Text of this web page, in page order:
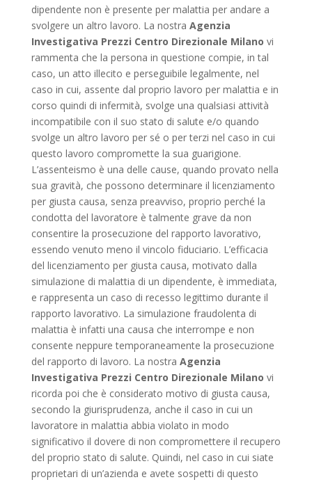
dipendente non è presente per malattia per andare a
svolgere un altro lavoro. La nostra Agenzia
Investigativa Prezzi Centro Direzionale Milano vi
rammenta che la persona in questione compie, in tal
caso, un atto illecito e perseguibile legalmente, nel
caso in cui, assente dal proprio lavoro per malattia e in
corso quindi di infermità, svolge una qualsiasi attività
incompatibile con il suo stato di salute e/o quando
svolge un altro lavoro per sé o per terzi nel caso in cui
questo lavoro compromette la sua guarigione.
L’assenteismo è una delle cause, quando provato nella
sua gravità, che possono determinare il licenziamento
per giusta causa, senza preavviso, proprio perché la
condotta del lavoratore è talmente grave da non
consentire la prosecuzione del rapporto lavorativo,
essendo venuto meno il vincolo fiduciario. L’efficacia
del licenziamento per giusta causa, motivato dalla
simulazione di malattia di un dipendente, è immediata,
e rappresenta un caso di recesso legittimo durante il
rapporto lavorativo. La simulazione fraudolenta di
malattia è infatti una causa che interrompe e non
consente neppure temporaneamente la prosecuzione
del rapporto di lavoro. La nostra Agenzia
Investigativa Prezzi Centro Direzionale Milano vi
ricorda poi che è considerato motivo di giusta causa,
secondo la giurisprudenza, anche il caso in cui un
lavoratore in malattia abbia violato in modo
significativo il dovere di non compromettere il recupero
del proprio stato di salute. Quindi, nel caso in cui siate
proprietari di un’azienda e avete sospetti di questo